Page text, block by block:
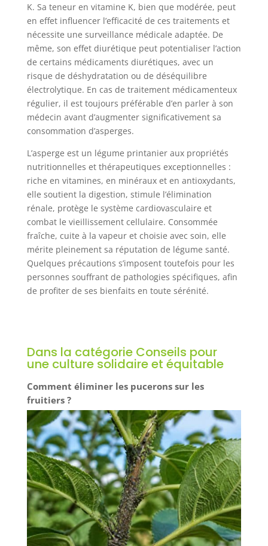
K. Sa teneur en vitamine K, bien que modérée, peut
en effet influencer l’efficacité de ces traitements et
nécessite une surveillance médicale adaptée. De
même, son effet diurétique peut potentialiser l’action
de certains médicaments diurétiques, avec un
risque de déshydratation ou de déséquilibre
électrolytique. En cas de traitement médicamenteux
régulier, il est toujours préférable d’en parler à son
médecin avant d’augmenter significativement sa
consommation d’asperges.
L’asperge est un légume printanier aux propriétés
nutritionnelles et thérapeutiques exceptionnelles :
riche en vitamines, en minéraux et en antioxydants,
elle soutient la digestion, stimule l’élimination
rénale, protège le système cardiovasculaire et
combat le vieillissement cellulaire. Consommée
fraîche, cuite à la vapeur et choisie avec soin, elle
mérite pleinement sa réputation de légume santé.
Quelques précautions s’imposent toutefois pour les
personnes souffrant de pathologies spécifiques, afin
de profiter de ses bienfaits en toute sérénité.
Dans la catégorie Conseils pour
une culture solidaire et équitable
Comment éliminer les pucerons sur les
fruitiers ?